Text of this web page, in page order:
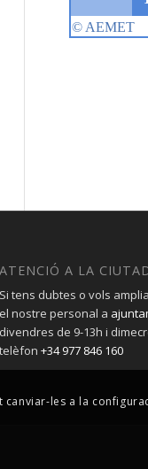
ATENCIÓ A LA
Si tens dubtes o vols
el nostre personal a
divendres de 9-13h i
telèfon+34 977 846 160
les a la